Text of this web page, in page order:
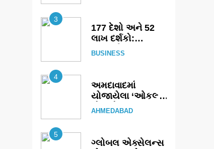
શ્રદ્ધાંજલિ
3
177 દેશો અને 52
લાખ દર્શકો:
ગુજરાતી OTT
વિશ્વભરમાં દબદબો
BUSINESS
4
અમદાવાદમાં
યોજાયેલા ‘ઓકલ્ટ
કોન્ક્લેવ 2026’માં
એ ટેરોટ કાર્ડ રીડિંગ
AHMEDABAD
5
ગ્લોબલ એક્સેલન્સ